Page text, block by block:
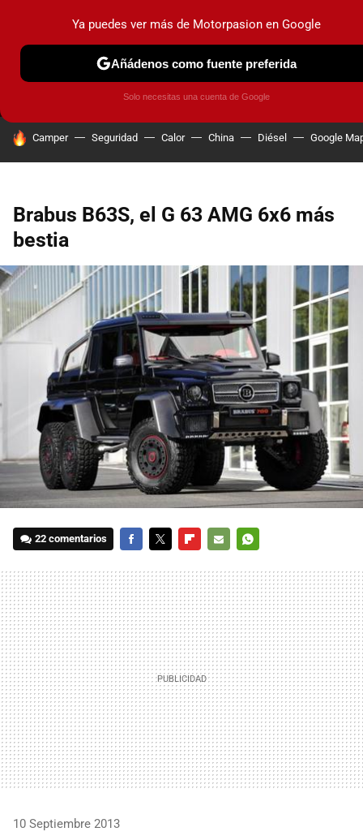
MENÚ NUEVO
COCHES ELÉCTRICOS OBSERVATORIO
HOY SE HABLA DE
Camper Seguridad Calor China Diésel Google
Brabus B63S, el G 63 AMG 6x6 más
bestia
22 comentarios
MAIL
10 Septiembre 2013
Ya puedes ver más de Motorpasion en Google
Añádenos como fuente preferida
Solo necesitas una cuenta de Google